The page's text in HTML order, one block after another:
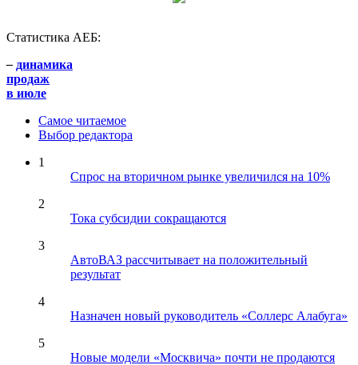
Статистика АЕБ:
– динамика
продаж
в июле
Самое читаемое
Выбор редактора
1
Спрос на вторичном рынке увеличился на 10%
2
Тока субсидии сокращаются
3
АвтоВАЗ рассчитывает на положительный
результат
4
Назначен новый руководитель «Соллерс Алабуга»
5
Новые модели «Москвича» почти не продаются